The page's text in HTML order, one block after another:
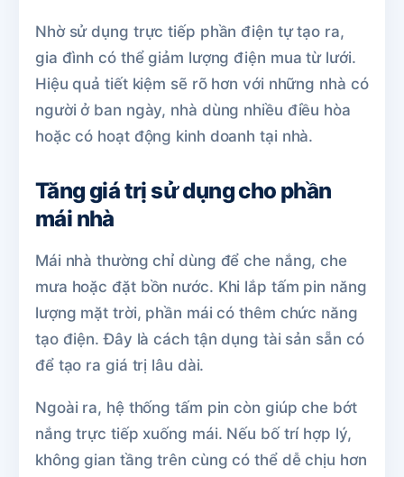
Nhờ sử dụng trực tiếp phần điện tự tạo ra,
gia đình có thể giảm lượng điện mua từ lưới.
Hiệu quả tiết kiệm sẽ rõ hơn với những nhà có
người ở ban ngày, nhà dùng nhiều điều hòa
hoặc có hoạt động kinh doanh tại nhà.
Tăng giá trị sử dụng cho phần
mái nhà
Mái nhà thường chỉ dùng để che nắng, che
mưa hoặc đặt bồn nước. Khi lắp tấm pin năng
lượng mặt trời, phần mái có thêm chức năng
tạo điện. Đây là cách tận dụng tài sản sẵn có
để tạo ra giá trị lâu dài.
Ngoài ra, hệ thống tấm pin còn giúp che bớt
nắng trực tiếp xuống mái. Nếu bố trí hợp lý,
không gian tầng trên cùng có thể dễ chịu hơn